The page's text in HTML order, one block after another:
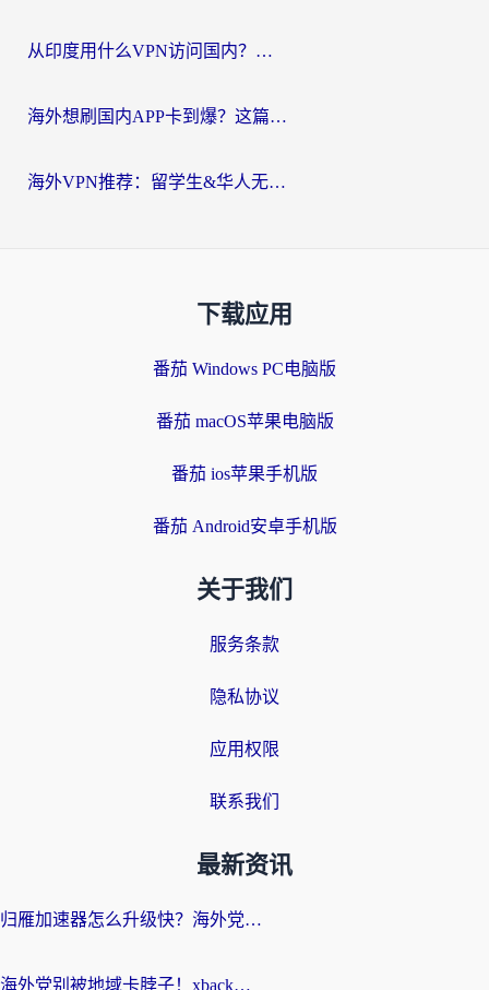
从印度用什么VPN访问国内？海外党亲测的无缝回国上网指南
海外想刷国内APP卡到爆？这篇海外访问国内服务器加速指南帮你解决所有问题
海外VPN推荐：留学生&华人无缝访问国内资源的避坑指南
下载应用
番茄 Windows PC电脑版
番茄 macOS苹果电脑版
番茄 ios苹果手机版
番茄 Android安卓手机版
关于我们
服务条款
隐私协议
应用权限
联系我们
最新资讯
归雁加速器怎么升级快？海外党无缝访问国内资源的全攻略（附免费VPN推荐Dcard热门款）
海外党别被地域卡脖子！xback回国加速器选择全攻略，轻松刷剧玩国服